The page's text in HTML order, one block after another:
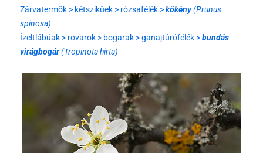
Zárvatermők > kétszikűek > rózsafélék >kökény(Prunus
spinosa)
Ízeltlábúak > rovarok > bogarak > ganajtúrófélék >bundás
virágbogár(Tropinota hirta)